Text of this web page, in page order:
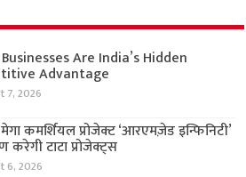
Are India’s Hidden
Advantage
7, 2026
कमर्शियल प्रोजेक्ट ‘आरएमज़ेड इन्फिनिटी’
करेगी टाटा प्रोजेक्ट्स
6, 2026